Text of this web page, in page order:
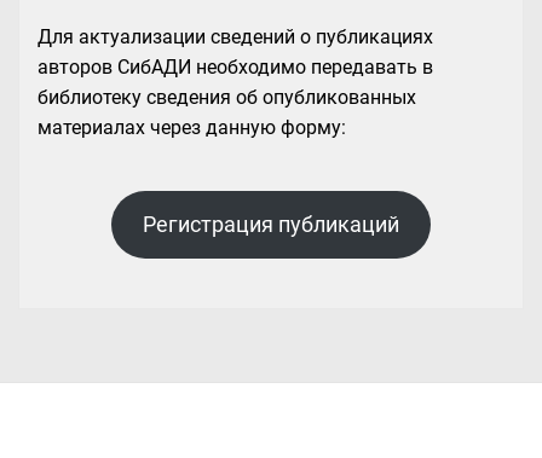
Для актуализации сведений о публикациях
авторов СибАДИ необходимо передавать в
библиотеку сведения об опубликованных
материалах через данную форму:
Регистрация публикаций